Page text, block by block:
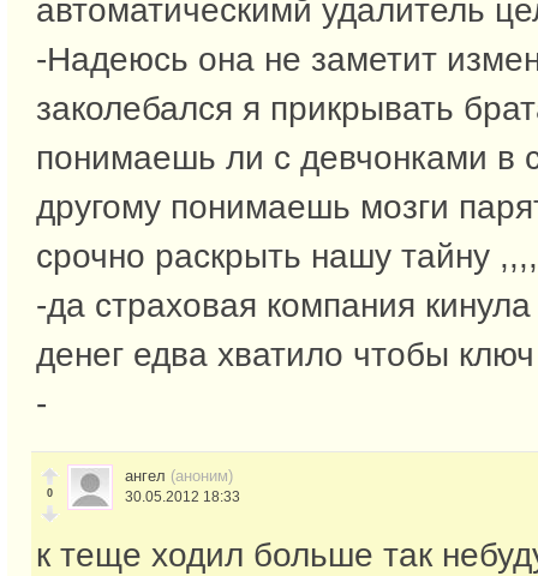
автоматическимй удалитель
-Надеюсь она не заметит
заколебался я прикрывать
понимаешь ли с девчонками в
другому понимаешь мозги
срочно раскрыть нашу тайну
-да страховая компания
денег едва хватило чтобы
-
0
ангел (аноним)
30.05.2012 18:33
к теще ходил больше так